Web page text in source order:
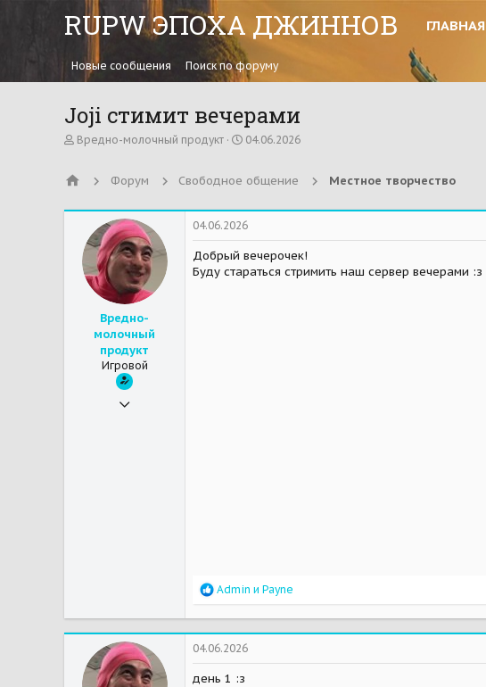
RUPW ЭПОХА ДЖИННОВ ГЛАВНАЯ
Новые сообщения Поиск по форуму
Joji стимит вечерами
А
о
т
ы
Вредно-молочный продукт
Д
а
а
ч
а
л
а
04.06.2026
Форум Свободное общение Местное творчество
Вредно-
молочный
продукт
Игровой
29.05.2026
04.06.2026
Добрый вечерочек!
Буду стараться стримить наш сервер вечерами :з
Р
а
к
ц
и
и
Admin и Payne
04.06.2026
день 1 :з